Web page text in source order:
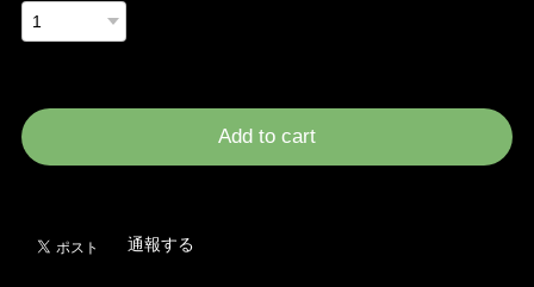
Add to cart
通報する